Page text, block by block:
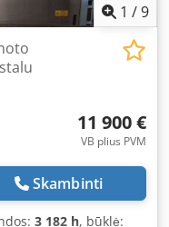
1 /9
11 900 €
VB plius PVM
Skambinti
3 182 h, būklė: